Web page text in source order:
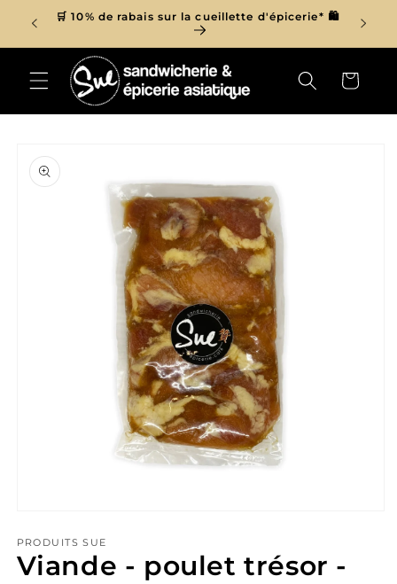
passer
contenu
150$ 🛒 10% de rabais sur la cueillette d'épicerie* 🛍
Panier
informations
produits
média
1
dans
PRODUITS SUE
Viande - poulet trésor -